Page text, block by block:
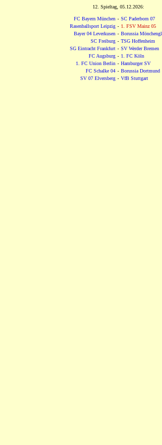
12. Spieltag, 05.12.2026:
FC Bayern München - SC Paderborn 07
Rasenballsport Leipzig - 1. FSV Mainz 05
Bayer 04 Leverkusen - Borussia
SC Freiburg - TSG Hoffenheim
SG Eintracht Frankfurt - SV Werder Bremen
FC Augsburg - 1. FC Köln
1. FC Union Berlin - Hamburger SV
FC Schalke 04 - Borussia Dortmund
SV 07 Elversberg - VfB Stuttgart